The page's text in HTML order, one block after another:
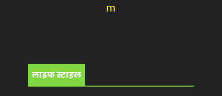
m
लाइफ स्टाइल